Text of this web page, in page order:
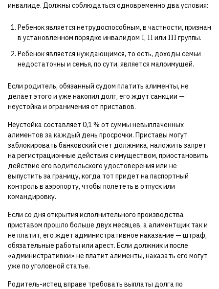
инвалиде. Должны соблюдаться одновременно два условия:
Ребенок является нетрудоспособным, в частности, признан
в установленном порядке инвалидом I, II или III группы.
Ребенок является нуждающимся, то есть, доходы семьи
недостаточны и семья, по сути, является малоимущей.
Если родитель, обязанный судом платить алименты, не
делает этого и уже накопил долг, его ждут санкции —
неустойка и ограничения от приставов.
Неустойка составляет 0,1 % от суммы невыплаченных
алиментов за каждый день просрочки. Приставы могут
заблокировать банковский счет должника, наложить запрет
на регистрационные действия с имуществом, приостановить
действие его водительского удостоверения или не
выпустить за границу, когда тот придет на паспортный
контроль в аэропорту, чтобы полететь в отпуск или
командировку.
Если со дня открытия исполнительного производства
приставом прошло больше двух месяцев, а алиментщик так и
не платит, его ждет административное наказание — штраф,
обязательные работы или арест. Если должник и после
«административки» не платит алименты, наказать его могут
уже по уголовной статье.
Родитель-истец вправе требовать выплаты долга по